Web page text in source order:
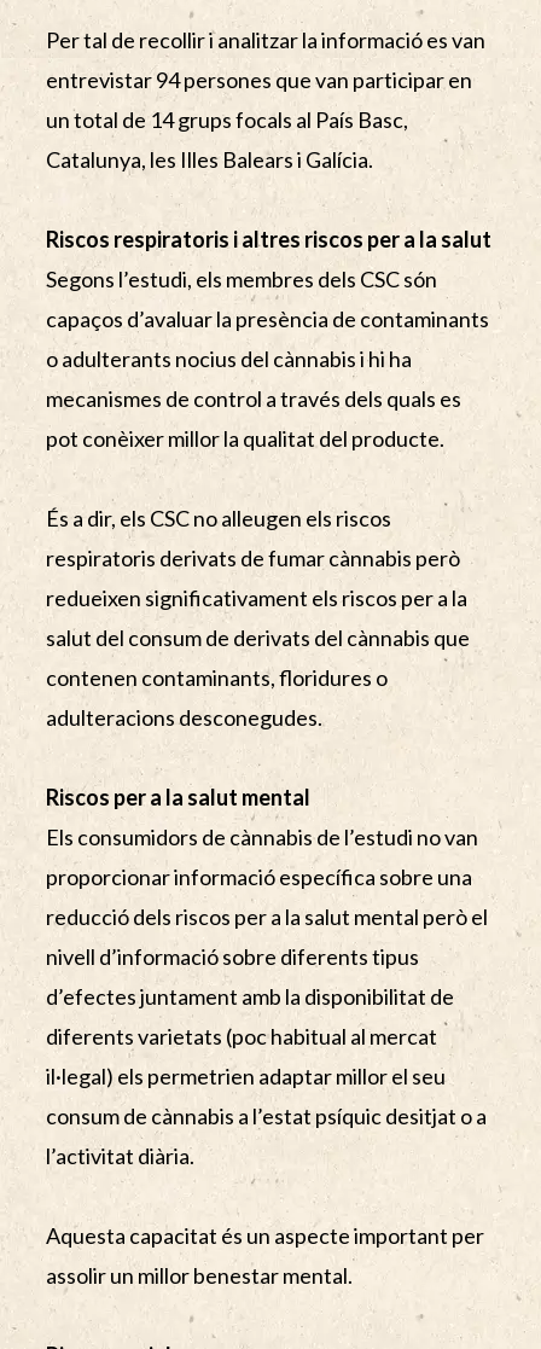
Per tal de recollir i analitzar la informació es van
entrevistar 94 persones que van participar en
un total de 14 grups focals al País Basc,
Catalunya, les Illes Balears i Galícia.
Riscos respiratoris i altres riscos per a la salut
Segons l’estudi, els membres dels CSC són
capaços d’avaluar la presència de contaminants
o adulterants nocius del cànnabis i hi ha
mecanismes de control a través dels quals es
pot conèixer millor la qualitat del producte.
És a dir, els CSC no alleugen els riscos
respiratoris derivats de fumar cànnabis però
redueixen significativament els riscos per a la
salut del consum de derivats del cànnabis que
contenen contaminants, floridures o
adulteracions desconegudes.
Riscos per a la salut mental
Els consumidors de cànnabis de l’estudi no van
proporcionar informació específica sobre una
reducció dels riscos per a la salut mental però el
nivell d’informació sobre diferents tipus
d’efectes juntament amb la disponibilitat de
diferents varietats (poc habitual al mercat
il·legal) els permetrien adaptar millor el seu
consum de cànnabis a l’estat psíquic desitjat o a
l’activitat diària.
Aquesta capacitat és un aspecte important per
assolir un millor benestar mental.